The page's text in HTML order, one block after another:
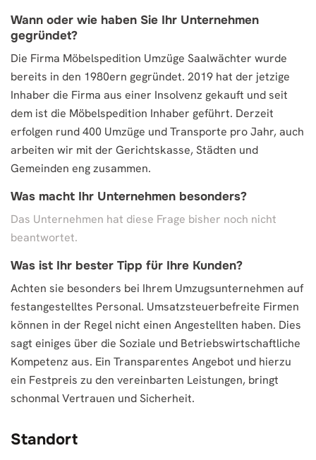
Wann oder wie haben Sie Ihr Unternehmen
gegründet?
Die Firma Möbelspedition Umzüge Saalwächter wurde
bereits in den 1980ern gegründet. 2019 hat der jetzige
Inhaber die Firma aus einer Insolvenz gekauft und seit
dem ist die Möbelspedition Inhaber geführt. Derzeit
erfolgen rund 400 Umzüge und Transporte pro Jahr, auch
arbeiten wir mit der Gerichtskasse, Städten und
Gemeinden eng zusammen.
Was macht Ihr Unternehmen besonders?
Das Unternehmen hat diese Frage bisher noch nicht
beantwortet.
Was ist Ihr bester Tipp für Ihre Kunden?
Achten sie besonders bei Ihrem Umzugsunternehmen auf
festangestelltes Personal. Umsatzsteuerbefreite Firmen
können in der Regel nicht einen Angestellten haben. Dies
sagt einiges über die Soziale und Betriebswirtschaftliche
Kompetenz aus. Ein Transparentes Angebot und hierzu
ein Festpreis zu den vereinbarten Leistungen, bringt
schonmal Vertrauen und Sicherheit.
Standort